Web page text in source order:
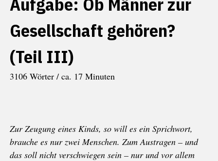
Gesellschaft gehören?
(Teil III)
3106 Wörter / ca. 17 Minuten
Zur Zeugung eines Kinds, so will es ein Sprichwort,
brauche es nur zwei Menschen. Zum Austragen – und
das soll nicht verschwiegen sein – nur und vor allem